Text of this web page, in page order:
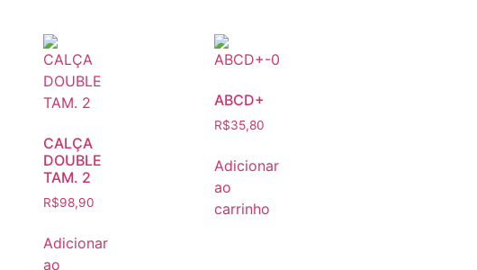
CALÇA
DOUBLE
TAM. 2
R$98,90
Adicionar
ao
ABCD+
R$35,80
Adicionar
ao
carrinho